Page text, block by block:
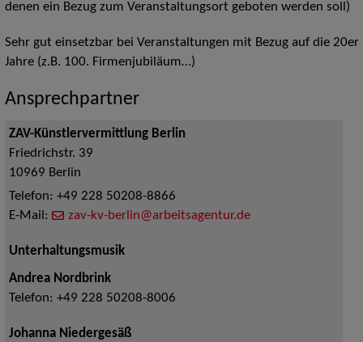
denen ein Bezug zum Veranstaltungsort geboten werden soll)
Sehr gut einsetzbar bei Veranstaltungen mit Bezug auf die 20er
Jahre (z.B. 100. Firmenjubiläum…)
Ansprechpartner
ZAV-Künstlervermittlung Berlin
Friedrichstr. 39
10969 Berlin
Telefon: +49 228 50208-8866
E-Mail:
zav-kv-berlin@arbeitsagentur.de
Unterhaltungsmusik
Andrea Nordbrink
Telefon: +49 228 50208-8006
Johanna Niedergesäß